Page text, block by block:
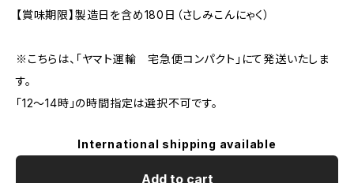
【賞味期限】製造日を含め180日（さしみこんにゃく）
※こちらは、「ヤマト運輸 宅急便コンパクト」にて発送いたしま
す。
「12～14時」の時間指定は選択不可です。
International shipping available
Add to cart